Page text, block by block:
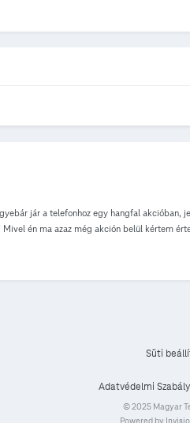
jár a telefonhoz egy hangfal
én ma azaz még akción belül kértem
Süti
Adatvédelmi
© 2025 Magyar
Powered by